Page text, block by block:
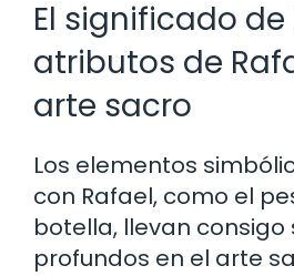
El significado de
atributos de
arte sacro
Los elementos
con Rafael, como el
botella, llevan consigo
profundos en el arte